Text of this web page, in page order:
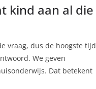
kind aan al die
vraag, dus de hoogste tijd
We geven
Dat betekent